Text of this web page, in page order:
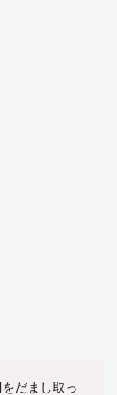
だまし取っ